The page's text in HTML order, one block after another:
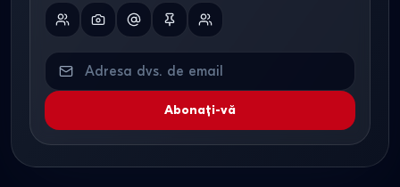
Abonați-vă